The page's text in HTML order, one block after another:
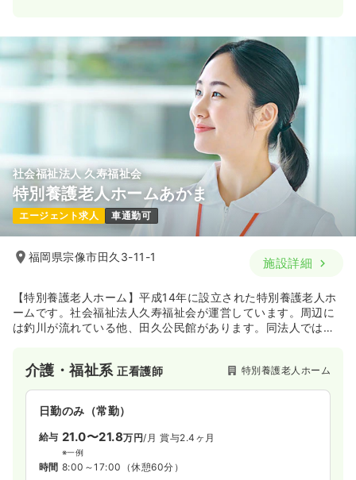
万円〜/月 賞与3ヶ月
※一例
時間 9:00～17:00
詳細を見る
外来正・准看護師 精神科病院
日勤のみ（常勤）
給与 20.0万円 /月 賞与3ヶ月
※経験24年の例
日祝休み
月給20万円以上可
気になる 詳細を見る
社会福祉法人 久寿福祉会
特別養護老人ホームあかま
エージェント求人 車通勤可
福岡県宗像市田久3-11-1 施設詳細
【特別養護老人ホーム】平成14年に設立された特別養護老人ホ
ームです。社会福祉法人久寿福祉会が運営しています。周辺に
は釣川が流れている他、田久公民館があります。同法人では特
介護・福祉系正看護師 特別養護老人ホーム
日勤のみ（常勤）
給与 21.0〜21.8万円/月 賞与2.4ヶ月
※一例
時間 8:00～17:00 （休憩60分）